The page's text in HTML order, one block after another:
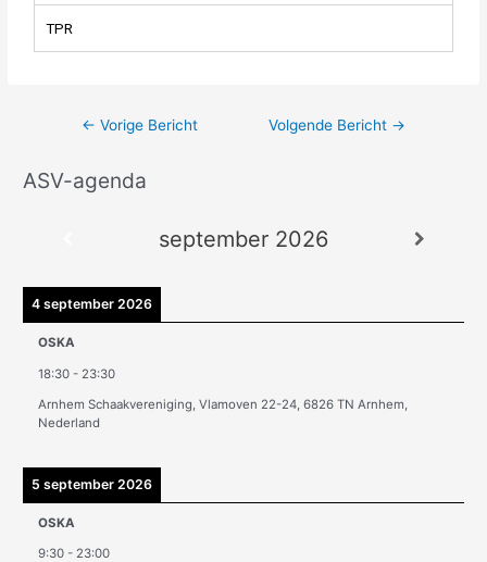
TPR
← Vorige Bericht Volgende Bericht →
ASV-agenda
september 2026
4 september 2026
OSKA
18:30 - 23:30
Arnhem Schaakvereniging, Vlamoven 22-24, 6826 TN Arnhem,
Nederland
5 september 2026
OSKA
9:30 - 23:00
A
e